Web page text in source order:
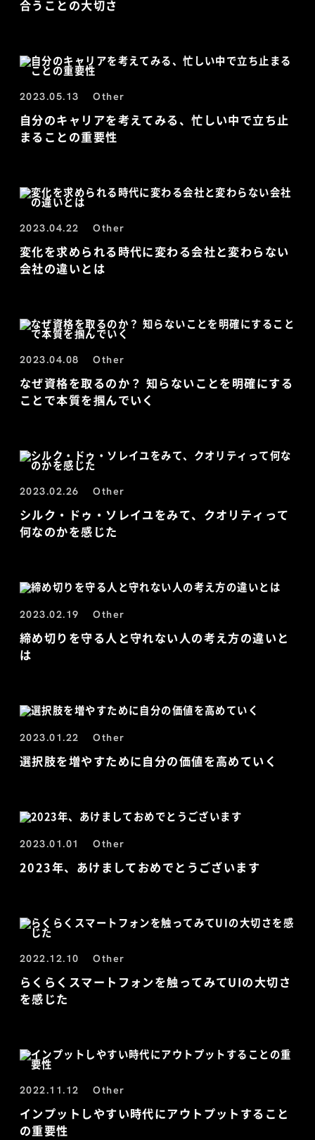
合うことの大切さ
2023.05.13 Other
自分のキャリアを考えてみる、忙しい中で立ち止
まることの重要性
2023.04.22 Other
変化を求められる時代に変わる会社と変わらない
会社の違いとは
2023.04.08 Other
なぜ資格を取るのか？ 知らないことを明確にする
ことで本質を掴んでいく
2023.02.26 Other
シルク・ドゥ・ソレイユをみて、クオリティって
何なのかを感じた
2023.02.19 Other
締め切りを守る人と守れない人の考え方の違いと
は
2023.01.22 Other
選択肢を増やすために自分の価値を高めていく
2023.01.01 Other
2023年、あけましておめでとうございます
2022.12.10 Other
らくらくスマートフォンを触ってみてUIの大切さ
を感じた
2022.11.12 Other
インプットしやすい時代にアウトプットすること
の重要性